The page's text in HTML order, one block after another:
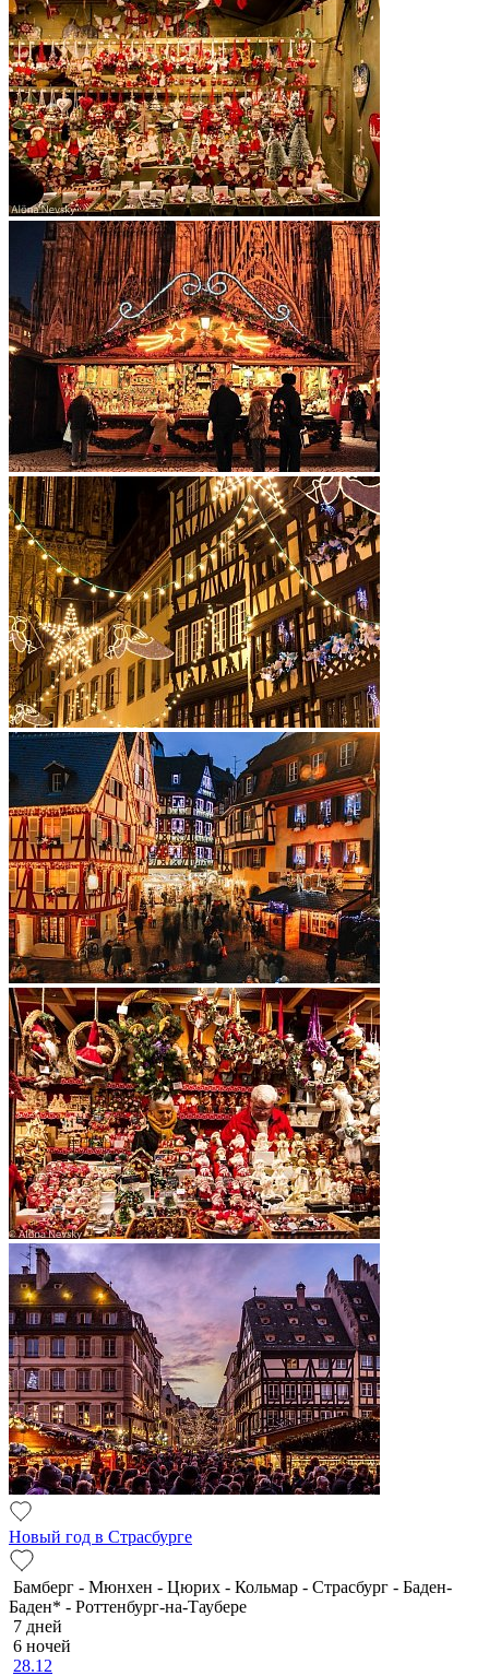
Новый год в Страсбурге
Бамберг - Мюнхен - Цюрих - Кольмар - Страсбург - Баден-
Баден* - Роттенбург-на-Таубере
7 дней
6 ночей
28.12